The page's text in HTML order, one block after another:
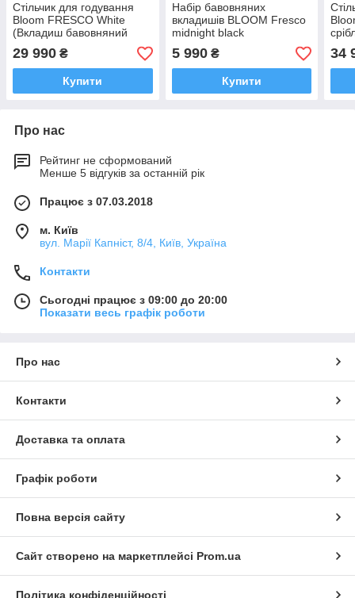
Стільчик для годування
Bloom FRESCO White
(Вкладиш бавовняний
coconut white білий)
29 990 ₴
Купити
Набір бавовняних
вкладишів BLOOM Fresco
midnight black
5 990₴
Купити
34
Про нас
Рейтинг не сформований
Менше 5 відгуків за останній рік
Працює з 07.03.2018
м. Київ
вул. Марії Капніст, 8/4, Київ, Україна
Контакти
Сьогодні працює з 09:00 до 20:00
Показати весь графік роботи
Про нас
Контакти
Доставка та оплата
Графік роботи
Повна версія сайту
Сайт створено на маркетплейсі Prom.ua
Політика конфіденційності